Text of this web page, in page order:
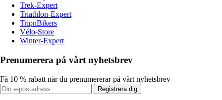
Trek-Expert
Triathlon-Expert
TripnBikers
Vélo-Store
Winter-Expert
Prenumerera på vårt nyhetsbrev
Få 10 % rabatt när du prenumererar på vårt nyhetsbrev
Registrera dig